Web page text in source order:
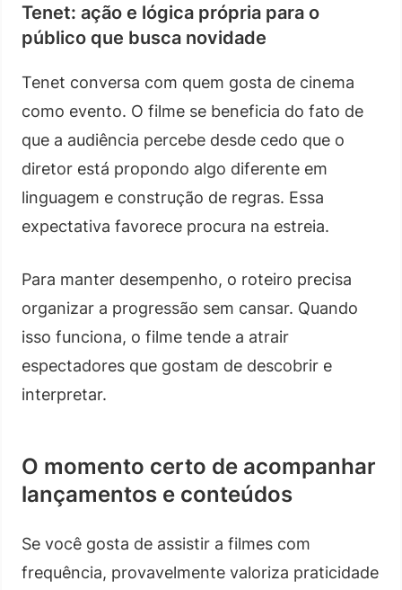
Tenet: ação e lógica própria para o
público que busca novidade
Tenet conversa com quem gosta de cinema
como evento. O filme se beneficia do fato de
que a audiência percebe desde cedo que o
diretor está propondo algo diferente em
linguagem e construção de regras. Essa
expectativa favorece procura na estreia.
Para manter desempenho, o roteiro precisa
organizar a progressão sem cansar. Quando
isso funciona, o filme tende a atrair
espectadores que gostam de descobrir e
interpretar.
O momento certo de acompanhar
lançamentos e conteúdos
Se você gosta de assistir a filmes com
frequência, provavelmente valoriza praticidade